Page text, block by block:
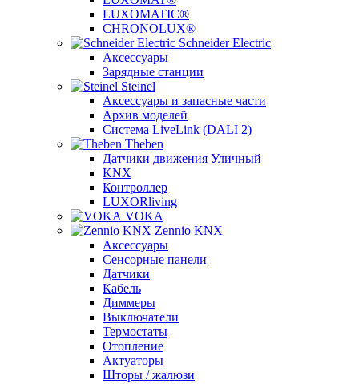
LUXOMATIC®
CHRONOLUX®
Schneider Electric
Аксессуары
Зарядные станции
Steinel
Аксессуары и запасные части
Архив моделей
Система LiveLink (DALI 2)
Theben
Датчики движения Уличный
KNX
Контроллер
LUXORliving
VOKA
Zennio KNX
Аксессуары
Сенсорные панели
Датчики
Кабель
Диммеры
Выключатели
Термостаты
Отопление
Актуаторы
Шторы / жалюзи